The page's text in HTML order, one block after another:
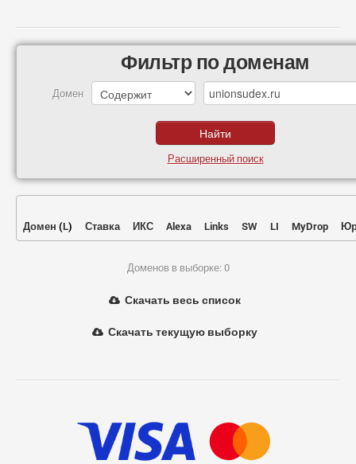
Фильтр по доменам
Домен
Расширенный поиск
Домен (L) Ставка ИКС Alexa Links SW LI MyDrop
Доменов в выборке: 0
Скачать весь список
Скачать текущую выборку